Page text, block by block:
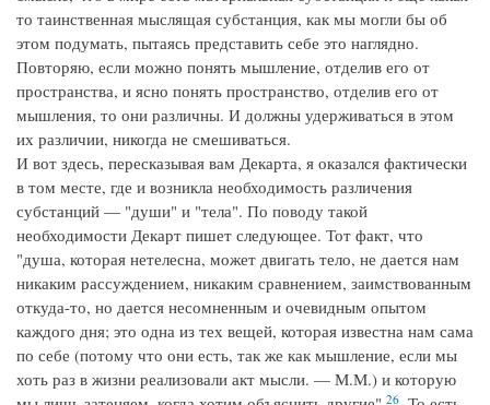
то таинственная мыслящая субстанция, как мы могли бы об
этом подумать, пытаясь представить себе это наглядно.
Повторяю, если можно понять мышление, отделив его от
пространства, и ясно понять пространство, отделив его от
мышления, то они различны. И должны удерживаться в этом
их различии, никогда не смешиваться.
И вот здесь, пересказывая вам Декарта, я оказался фактически
в том месте, где и возникла необходимость различения
субстанций — "души" и "тела". По поводу такой
необходимости Декарт пишет следующее. Тот факт, что
"душа, которая нетелесна, может двигать тело, не дается нам
никаким рассуждением, никаким сравнением, заимствованным
откуда-то, но дается несомненным и очевидным опытом
каждого дня; это одна из тех вещей, которая известна нам сама
по себе (потому что они есть, так же как мышление, если мы
хоть раз в жизни реализовали акт мысли. — М.М.) и которую
26